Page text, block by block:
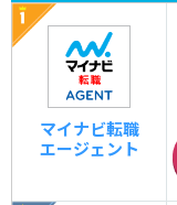
マイナビ転職
エージェント